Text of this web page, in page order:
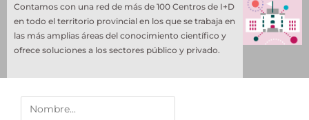
Contamos con una red de más de 100 Centros de I+D
en todo el territorio provincial en los que se trabaja en
las más amplias áreas del conocimiento científico y
ofrece soluciones a los sectores público y privado.